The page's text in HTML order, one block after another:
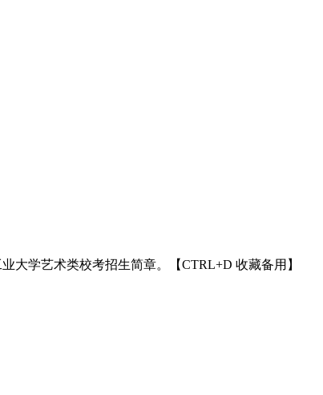
大学艺术类校考招生简章。【CTRL+D 收藏备用】